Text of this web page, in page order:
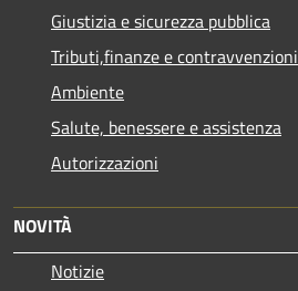
Giustizia e sicurezza pubblica
Tributi,finanze e contravvenzioni
Ambiente
Salute, benessere e assistenza
Autorizzazioni
NOVITÀ
Notizie